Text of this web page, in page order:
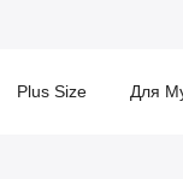
Plus Size Для